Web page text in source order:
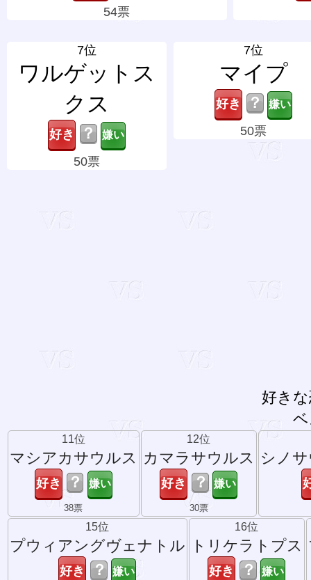
54票
7位
ワルゲットス
クス
？
50票
7位
マイプ
？
50票
好き
11位
マシアカサウルス
？
38票
12位
カマラサウルス
？
30票
シノ
15位
プウィアングヴェナトル
？
16位
トリケラトプス
？